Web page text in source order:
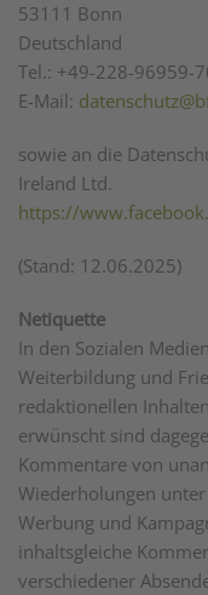
53111 Bonn
Deutschland
Tel.: +49-228-96959-
E-Mail:
sowie an die
Ireland Ltd.
https://
(Stand: 12.06.2025)
Netiquette
In den Sozialen
Weiterbildung und
redaktionellen
erwünscht sind
Kommentare von
Wiederholungen
Werbung und
inhaltsgleiche
verschiedener